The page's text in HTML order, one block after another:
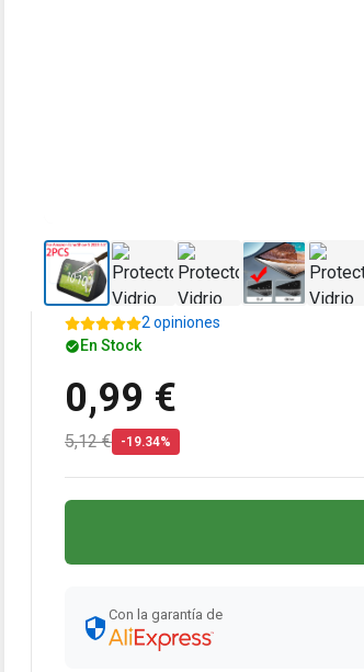
2 opiniones
En Stock
0,99 €
5,12 € -19.34%
Con la garantía de